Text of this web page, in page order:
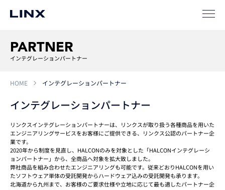
PARTNER
インテグレーションパートナー
HOME インテグレーションパートナー
インテグレーションパートナー
リンクスインテグレーションパートナーは、リンクスが取り扱う各種商品を用いた
エンジニアリングサービスをお客様にご提供できる、リンクス公認のパートナー企
業です。
2020年から制度を見直し、HALCONのみを対象とした「HALCONインテグレーシ
ョンパートナー」から、全商品へ対象を拡大致しました。
弊社商品を組み合わせたエンジニアリングも可能です。従来どおりHALCONを用い
たソフトウェア単体の受託開発からハードウェア込みの受託開発も承ります。
北海道から九州まで、お客様のご要求仕様や立地に応じて最も適したパートナー企